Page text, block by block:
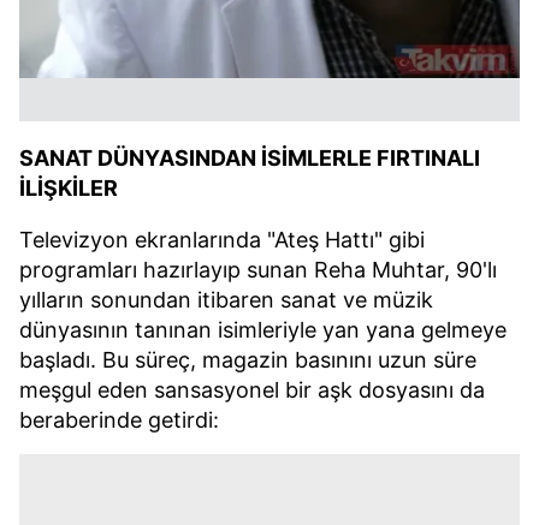
SANAT DÜNYASINDAN İSİMLERLE FIRTINALI
İLİŞKİLER
Televizyon ekranlarında "Ateş Hattı" gibi
programları hazırlayıp sunan Reha Muhtar, 90'lı
yılların sonundan itibaren sanat ve müzik
dünyasının tanınan isimleriyle yan yana gelmeye
başladı. Bu süreç, magazin basınını uzun süre
meşgul eden sansasyonel bir aşk dosyasını da
beraberinde getirdi: